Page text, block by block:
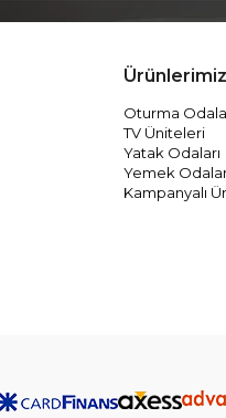
Ürünlerimiz
Oturma
TV Üniteleri
Yatak Odaları
Yemek
Kampanyalı